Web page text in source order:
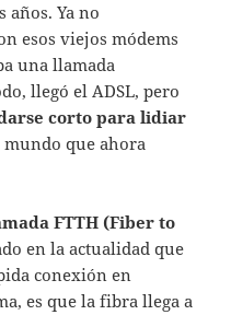
años. Ya no
esos viejos módems
una llamada
llegó el ADSL, pero
corto para lidiar
mundo que ahora
FTTH (Fiber to
en la actualidad que
conexión en
es que la fibra llega a